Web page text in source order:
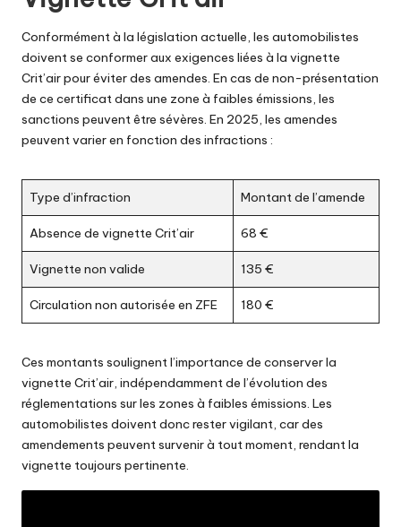
Conformément à la législation actuelle, les automobilistes
doivent se conformer aux exigences liées à la vignette
Crit’air pour éviter des amendes. En cas de non-présentation
de ce certificat dans une zone à faibles émissions, les
sanctions peuvent être sévères. En 2025, les amendes
peuvent varier en fonction des infractions :
Type d’infraction Montant de l’amende
Absence de vignette Crit’air 68 €
Vignette non valide 135 €
Circulation non autorisée en ZFE 180 €
Ces montants soulignent l’importance de conserver la
vignette Crit’air, indépendamment de l’évolution des
réglementations sur les zones à faibles émissions. Les
automobilistes doivent donc rester vigilant, car des
amendements peuvent survenir à tout moment, rendant la
vignette toujours pertinente.